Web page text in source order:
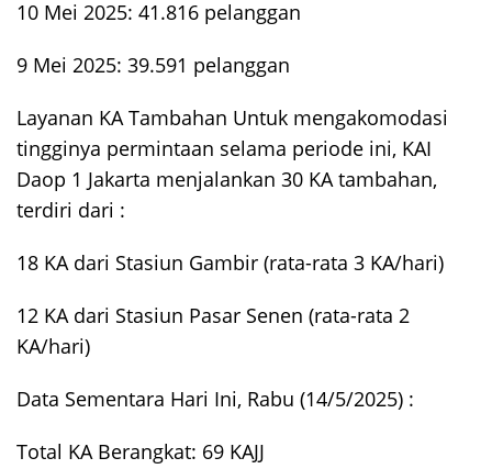
10 Mei 2025: 41.816 pelanggan
9 Mei 2025: 39.591 pelanggan
Layanan KA Tambahan Untuk mengakomodasi
tingginya permintaan selama periode ini, KAI
Daop 1 Jakarta menjalankan 30 KA tambahan,
terdiri dari :
18 KA dari Stasiun Gambir (rata-rata 3 KA/hari)
12 KA dari Stasiun Pasar Senen (rata-rata 2
KA/hari)
Data Sementara Hari Ini, Rabu (14/5/2025) :
Total KA Berangkat: 69 KAJJ